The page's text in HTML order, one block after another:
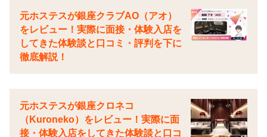
元ホステスが銀座クラブAO（アオ）
をレビュー！実際に面接・体験入店を
してきた体験談と口コミ・評判を下に
徹底解説！
元ホステスが銀座クロネコ
（Kuroneko）をレビュー！実際に面
接・体験入店をしてきた体験談と口コ